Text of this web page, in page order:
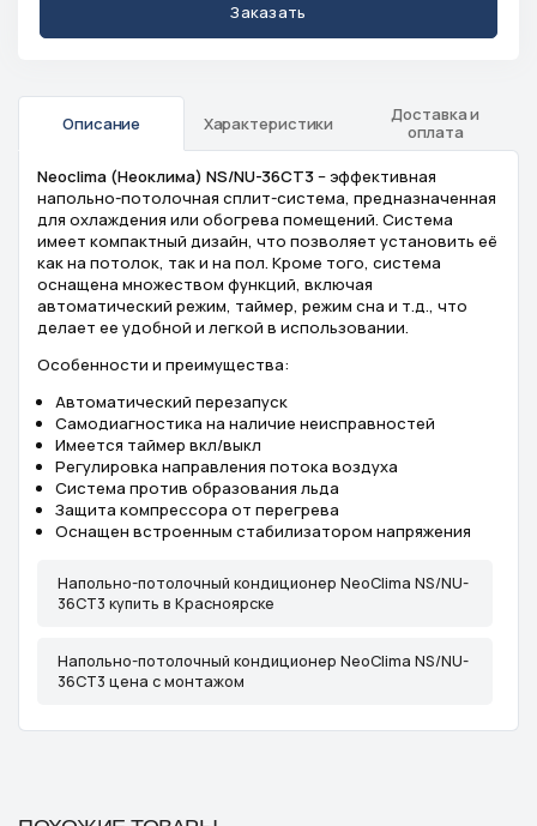
Заказать
Описание Характеристики
Доставка и
оплата
Neoclima (Неоклима) NS/NU-36CT3– эффективная
напольно-потолочная сплит-система, предназначенная
для охлаждения или обогрева помещений. Система
имеет компактный дизайн, что позволяет установить её
как на потолок, так и на пол. Кроме того, система
оснащена множеством функций, включая
автоматический режим, таймер, режим сна и т.д., что
делает ее удобной и легкой в использовании.
Особенности и преимущества:
Автоматический перезапуск
Самодиагностика на наличие неисправностей
Имеется таймер вкл/выкл
Регулировка направления потока воздуха
Система против образования льда
Защита компрессора от перегрева
Оснащен встроенным стабилизатором напряжения
Напольно-потолочный кондиционер NeoClima NS/NU-
36CT3 купить в Красноярске
Напольно-потолочный кондиционер NeoClima NS/NU-
36CT3 цена с монтажом